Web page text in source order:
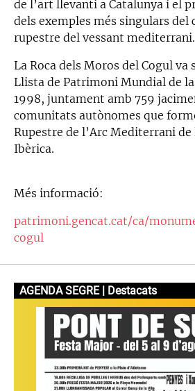
de l’art llevantí a Catalunya i el
dels exemples més singulars del
rupestre del vessant mediterrani.
La Roca dels Moros del Cogul va
Llista de Patrimoni Mundial de la
1998, juntament amb 759
comunitats autònomes que
Rupestre de l’Arc Mediterrani
Ibèrica.
Més informació:
patrimoni.gencat.cat/ca/
cogul
AGENDA SEGRE | Destacats